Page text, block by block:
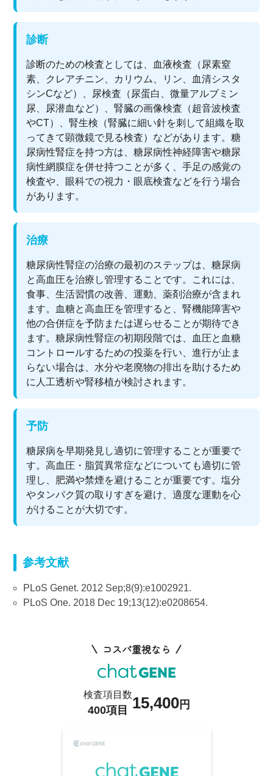
診断
診断のための検査としては、血液検査（尿素窒
素、クレアチニン、カリウム、リン、血清シスタ
シンCなど）、尿検査（尿蛋白、微量アルブミン
尿、尿潜血など）、腎臓の画像検査（超音波検査
やCT）、腎生検（腎臓に細い針を刺して組織を取
ってきて顕微鏡で見る検査）などがあります。糖
尿病性腎症を持つ方は、糖尿病性神経障害や糖尿
病性網膜症を併せ持つことが多く、手足の感覚の
検査や、眼科での視力・眼底検査などを行う場合
があります。
治療
糖尿病性腎症の治療の最初のステップは、糖尿病
と高血圧を治療し管理することです。これには、
食事、生活習慣の改善、運動、薬剤治療が含まれ
ます。血糖と高血圧を管理すると、腎機能障害や
他の合併症を予防または遅らせることが期待でき
ます。糖尿病性腎症の初期段階では、血圧と血糖
コントロールするための投薬を行い、進行が止ま
らない場合は、水分や老廃物の排出を助けるため
に人工透析や腎移植が検討されます。
予防
糖尿病を早期発見し適切に管理することが重要で
す。高血圧・脂質異常症などについても適切に管
理し、肥満や禁煙を避けることが重要です。塩分
やタンパク質の取りすぎを避け、適度な運動を心
がけることが大切です。
参考文献
PLoS Genet. 2012 Sep;8(9):e1002921.
PLoS One. 2018 Dec 19;13(12):e0208654.
コスパ重視なら
検査項目数
400項目 15,400円